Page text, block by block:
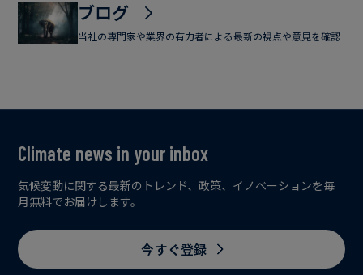
ブログ
当社の専門家や業界の有力者による最新の視点や意見を確認
Climate news in your inbox
気候変動に関する最新のトレンド、政策、イノベーションを毎
月無料でお届けします。
今すぐ登録